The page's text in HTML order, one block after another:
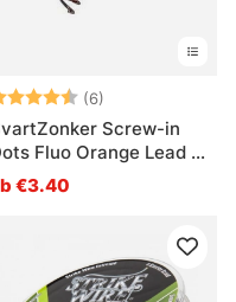
(6)
Screw-in
Fluo Orange Lead -
pack
€3.40